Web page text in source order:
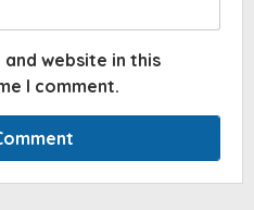
and website in this
I comment.